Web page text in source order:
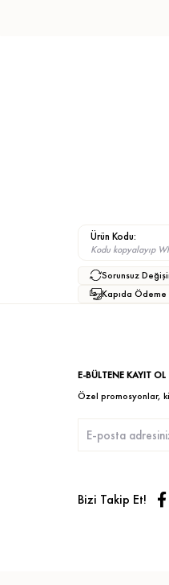
Ürün Kodu:
Kodu kopyalayıp
Sorunsuz
Kapıda Ödeme
E-BÜLTENE KAYIT OL
Özel promosyonlar,
Bizi Takip Et!